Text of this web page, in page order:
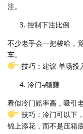
注。
控制下注比例
不少老手会一把梭哈，
车。
技巧：建议 单场投
冷门≠稳赚
看似冷门赔率高，吸引
技巧：冷门可以下
锦上添花，而不是压箱底